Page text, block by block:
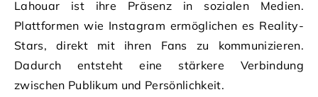
Lahouar ist ihre Präsenz in sozialen Medien.
Plattformen wie Instagram ermöglichen es Reality-
Stars, direkt mit ihren Fans zu kommunizieren.
Dadurch entsteht eine stärkere Verbindung
zwischen Publikum und Persönlichkeit.